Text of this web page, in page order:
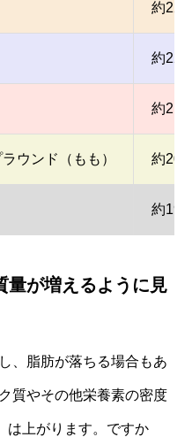
約22
約22g
約
ウンド（もも） 約20
約19
量が増えるように見
、脂肪が落ちる場合もあ
質やその他栄養素の密度
は上がります。ですか